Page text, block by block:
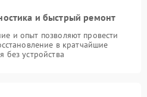
и быстрый ремонт
и опыт позволяют провести
в кратчайшие
без устройства